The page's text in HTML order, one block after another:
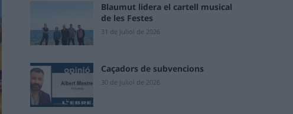
Blaumut lidera el cartell musical
de les Festes
31 de juliol de 2026
Caçadors de subvencions
30 de juliol de 2026